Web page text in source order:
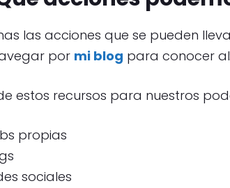
las acciones que se pueden
por mi blog para conocer
estos recursos para nuestros
propias
sociales